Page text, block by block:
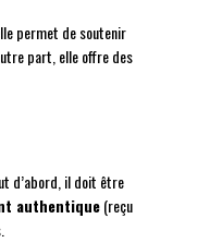
permet de soutenir
part, elle offre des
d’abord, il doit être
authentique(reçu